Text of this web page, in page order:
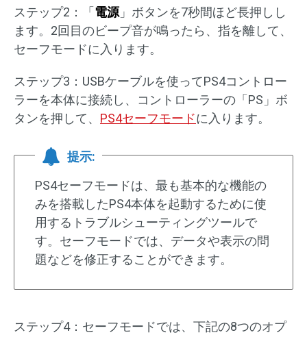
ステップ2：「 電源 」ボタンを7秒間ほど長押しし
ます。2回目のビープ音が鳴ったら、指を離して、
セーフモードに入ります。
ステップ3：USBケーブルを使ってPS4コントロー
ラーを本体に接続し、コントローラーの「PS」ボ
タンを押して、 PS4セーフモードに入ります。
提示:
PS4セーフモードは、最も基本的な機能の
みを搭載したPS4本体を起動するために使
用するトラブルシューティングツールで
す。セーフモードでは、データや表示の問
題などを修正することができます。
ステップ4：セーフモードでは、下記の8つのオプ